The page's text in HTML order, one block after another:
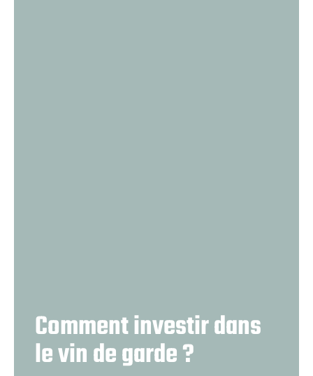
Comment investir dans
le vin de garde ?